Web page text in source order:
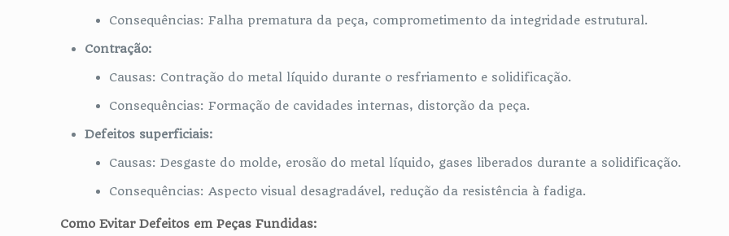
Consequências: Falha prematura da peça, comprometimento da integridade estrutural.
Contração:
Causas: Contração do metal líquido durante o resfriamento e solidificação.
Consequências: Formação de cavidades internas, distorção da peça.
Defeitos superficiais:
Causas: Desgaste do molde, erosão do metal líquido, gases liberados durante a solidificação.
Consequências: Aspecto visual desagradável, redução da resistência à fadiga.
Como Evitar Defeitos em Peças Fundidas: